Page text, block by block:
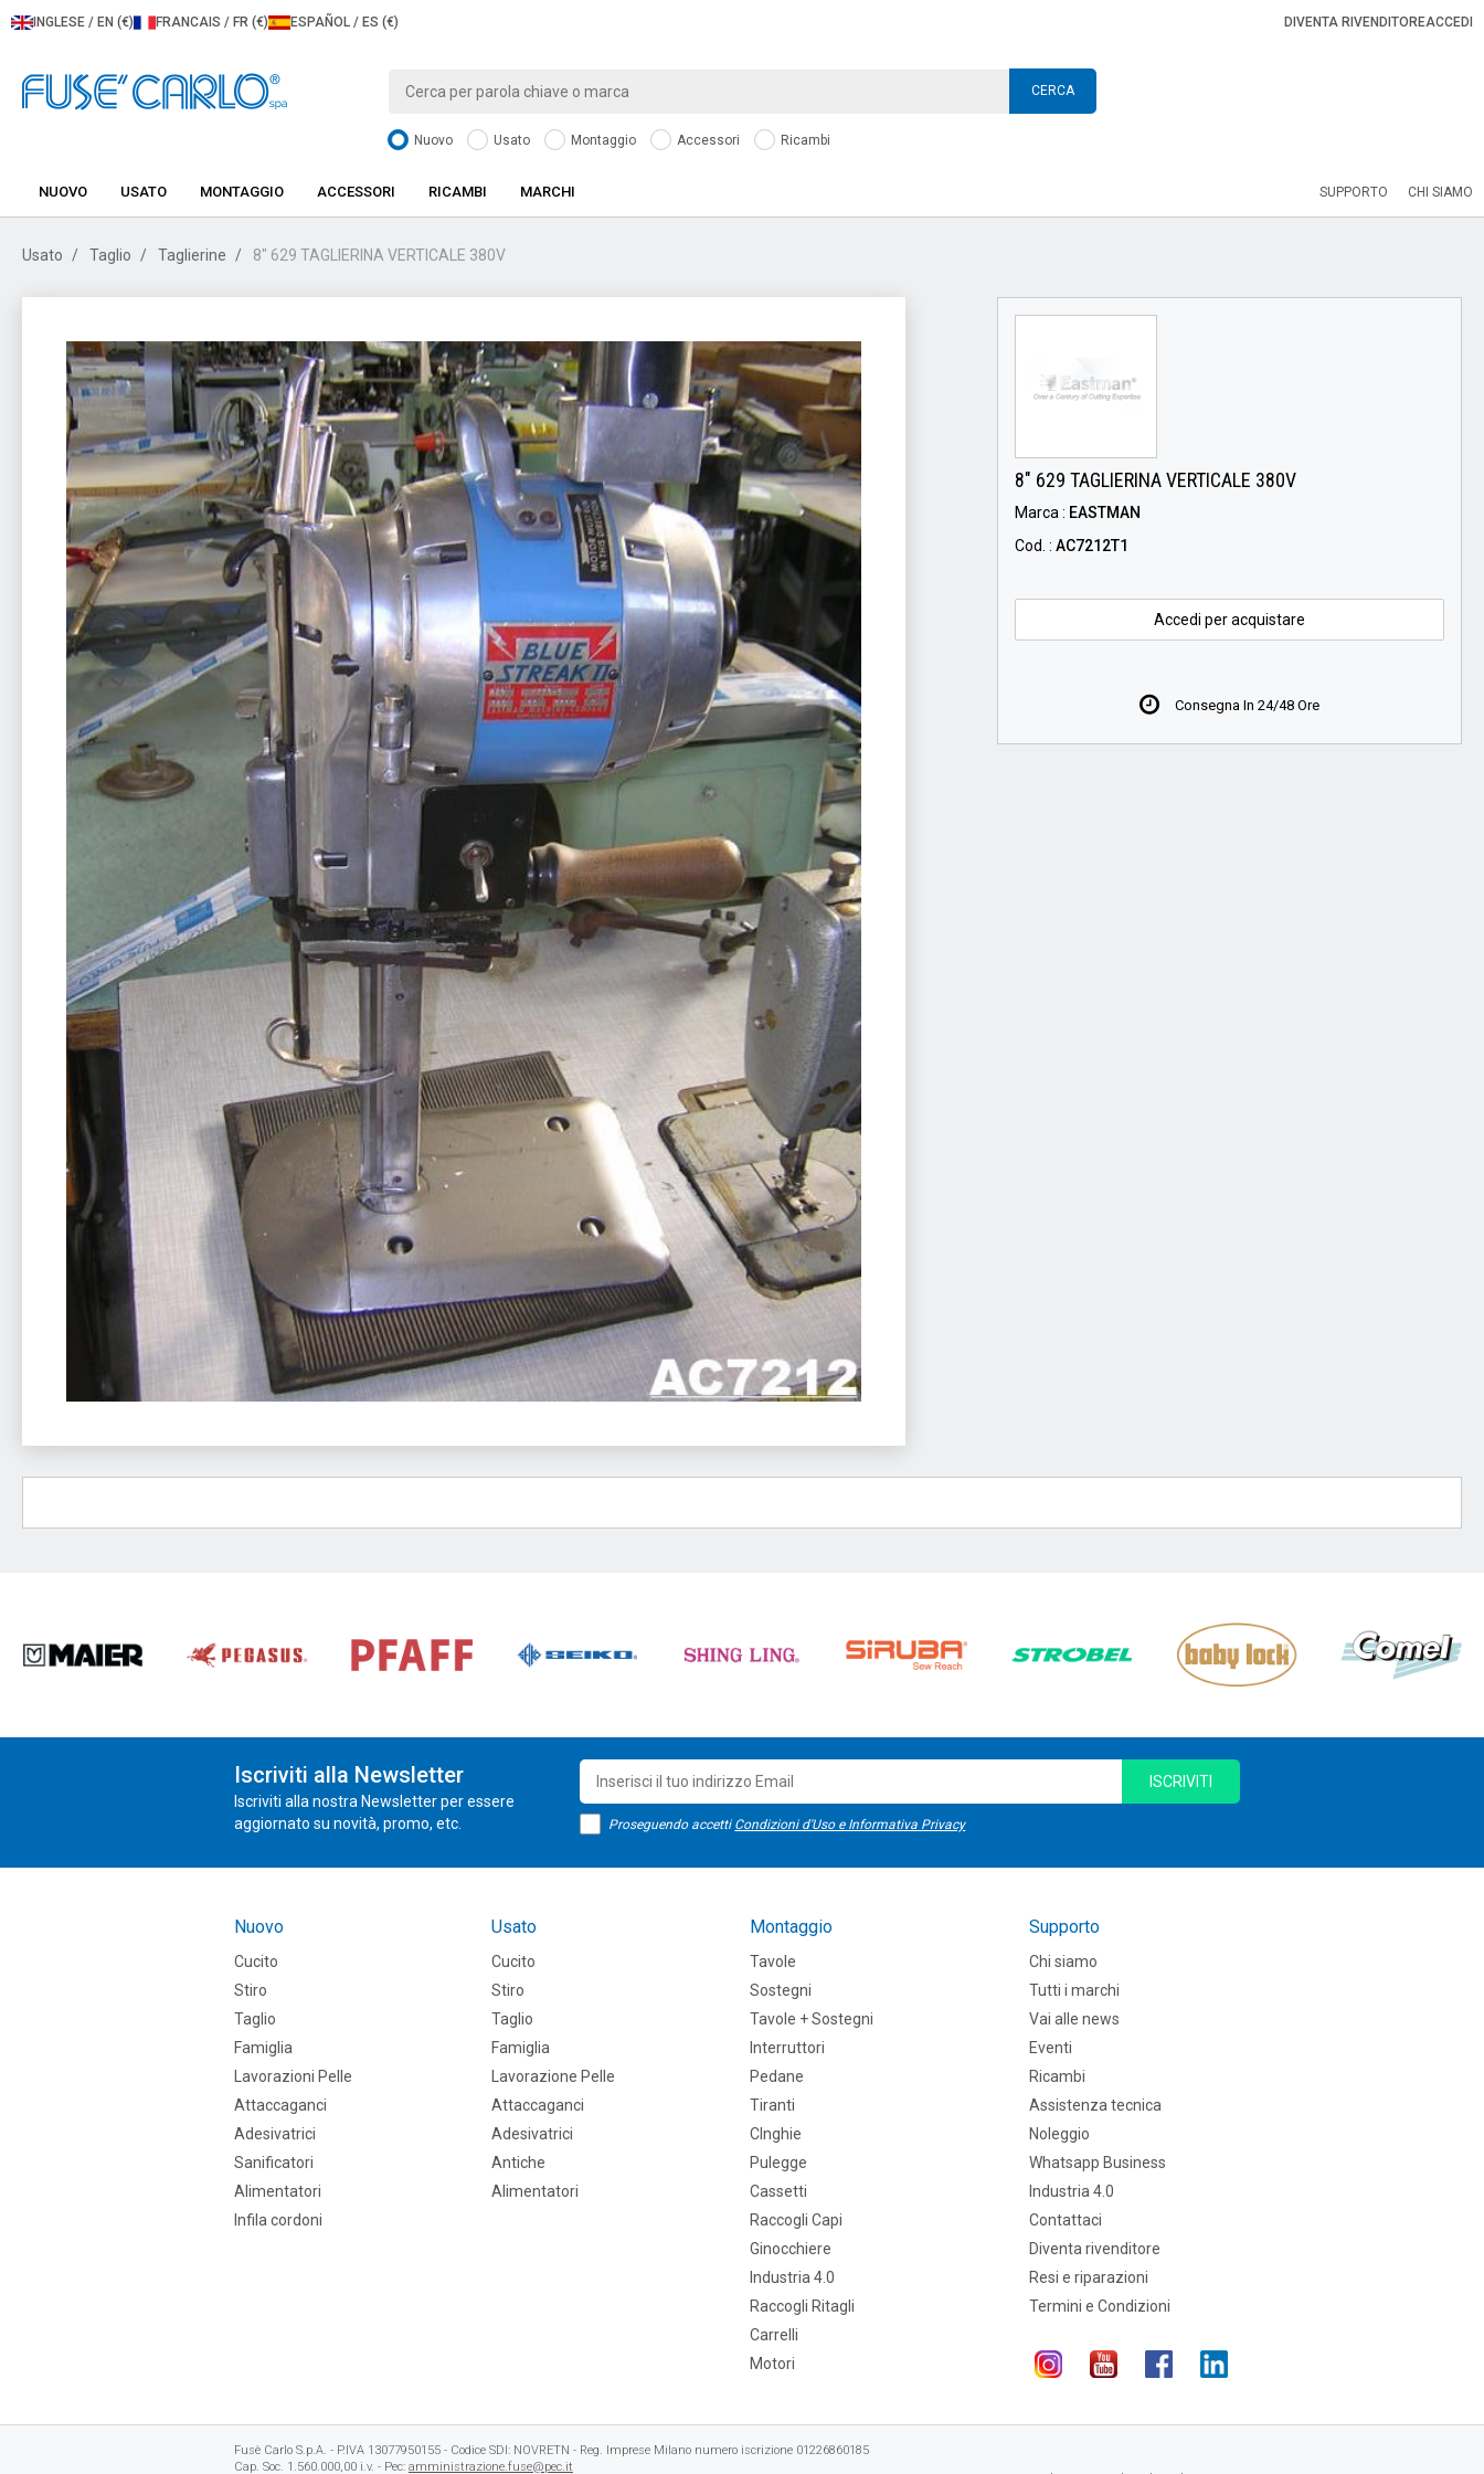
INGLESE / EN (€) FRANCAIS / FR (€) ESPAÑOL / ES (€) DIVENTA RIVENDITOREACCEDI
CERCA
Nuovo Usato Montaggio Accessori Ricambi
NUOVO USATO MONTAGGIO ACCESSORI RICAMBI MARCHI SUPPORTO CHI SIAMO
Usato Taglio Taglierine 8" 629 TAGLIERINA VERTICALE 380V
8" 629 TAGLIERINA VERTICALE 380V
Marca : EASTMAN
Cod. : AC7212T1
Accedi per acquistare
Consegna In 24/48 Ore
Iscriviti alla Newsletter
Iscriviti alla nostra Newsletter per essere
aggiornato su novità, promo, etc.
Proseguendo accetti Condizioni d'Uso e Informativa Privacy
ISCRIVITI
Nuovo
Cucito
Stiro
Taglio
Famiglia
Lavorazioni Pelle
Attaccaganci
Adesivatrici
Sanificatori
Alimentatori
Infila cordoni
Usato
Cucito
Stiro
Taglio
Famiglia
Lavorazione Pelle
Attaccaganci
Adesivatrici
Antiche
Alimentatori
Montaggio
Tavole
Sostegni
Tavole + Sostegni
Interruttori
Pedane
Tiranti
CInghie
Pulegge
Cassetti
Raccogli Capi
Ginocchiere
Industria 4.0
Raccogli Ritagli
Carrelli
Motori
Supporto
Chi siamo
Tutti i marchi
Vai alle news
Eventi
Ricambi
Assistenza tecnica
Noleggio
Whatsapp Business
Industria 4.0
Contattaci
Diventa rivenditore
Resi e riparazioni
Termini e Condizioni
Fusè Carlo S.p.A. - P.IVA 13077950155 - Codice SDI: NOVRETN - Reg. Imprese Milano numero iscrizione 01226860185
Cap. Soc. 1.560.000,00 i.v. - Pec: amministrazione.fuse@pec.it